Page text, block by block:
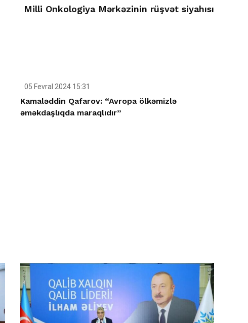
Milli Onkologiya Mərkəzinin rüşvət siyahısı
05 Fevral 2024 15:31
Kamaləddin Qafarov: “Avropa ölkəmizlə
əməkdaşlıqda maraqlıdır”